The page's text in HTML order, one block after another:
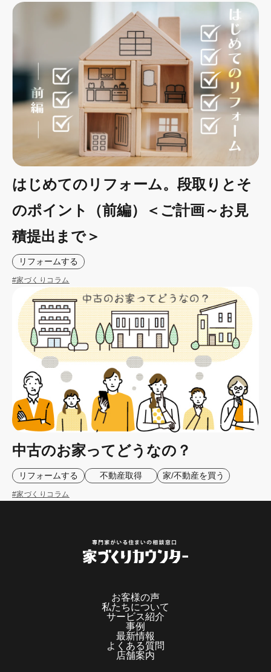
はじめてのリフォーム。段取りとそ
のポイント（前編）＜ご計画～お見
積提出まで＞
リフォームする
#家づくりコラム
中古のお家ってどうなの？
リフォームする 不動産取得 家/不動産を買う
#家づくりコラム
お客様の声
私たちについて
サービス紹介
事例
最新情報
よくある質問
店舗案内